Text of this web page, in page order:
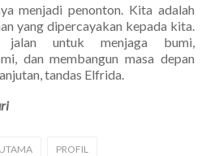
menjadi penonton. Kita adalah
yang dipercayakan kepada kita.
jalan untuk menjaga bumi,
dan membangun masa depan
tandas Elfrida.
PROFIL